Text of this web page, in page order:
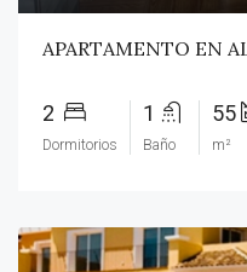
APARTAMENTO EN
2
Dormitorios
1
Baño
55
m²